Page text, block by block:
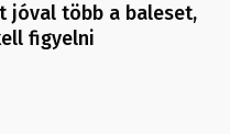
jóval több a baleset,
figyelni